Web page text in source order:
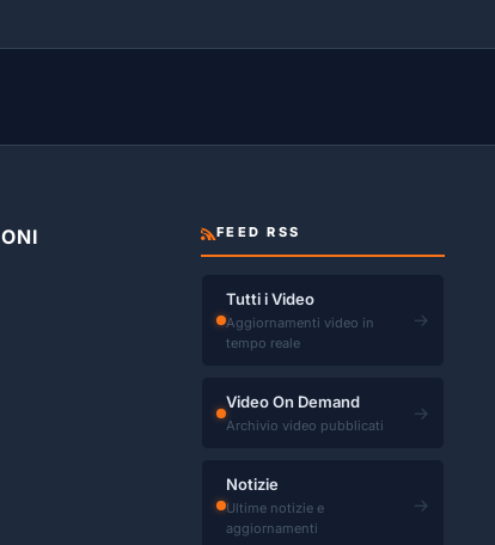
FEED RSS
Tutti i Video
Aggiornamenti video in
tempo reale
→
Video On Demand
Archivio video pubblicati
→
Notizie
Ultime notizie e
aggiornamenti
→